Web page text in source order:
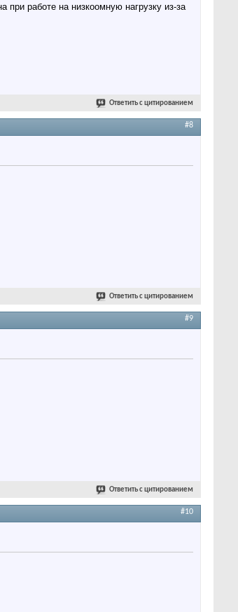
работе на низкоомную нагрузку из-за
Ответить с цитированием
#8
Ответить с цитированием
#9
Ответить с цитированием
#10